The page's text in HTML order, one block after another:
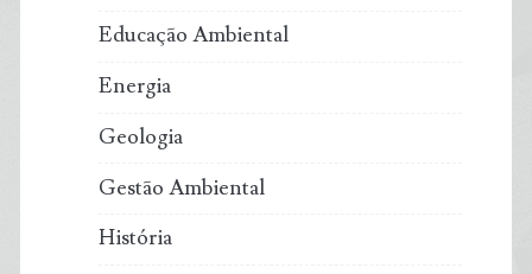
Educação Ambiental
Energia
Geologia
Gestão Ambiental
História